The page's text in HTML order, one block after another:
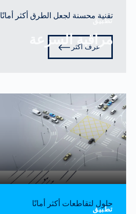
تطبيق
مراقبة السرعة
تقنية محسنة لجعل الطرق أكثر أمانًا
عرف أكثر
تطبيق
حلول لتقاطعات أكثر أمانًا